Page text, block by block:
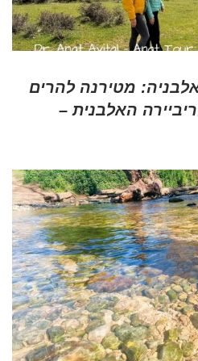
מטירנה להרים
האלבנית –